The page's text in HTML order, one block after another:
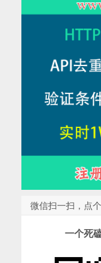
微信扫一扫，点
一个死